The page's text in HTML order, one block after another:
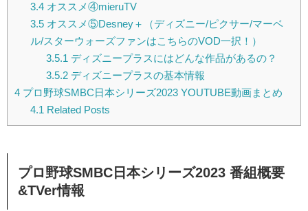
3.4オススメ④mieruTV
3.5オススメ⑤Desney＋（ディズニー/ピクサー/マーベ
ル/スターウォーズファンはこちらのVOD一択！）
3.5.1 ディズニープラスにはどんな作品があるの？
3.5.2ディズニープラスの基本情報
4 プロ野球SMBC日本シリーズ2023 YOUTUBE動画まとめ
4.1 Related Posts
プロ野球SMBC日本シリーズ2023 番組概要
&TVer情報